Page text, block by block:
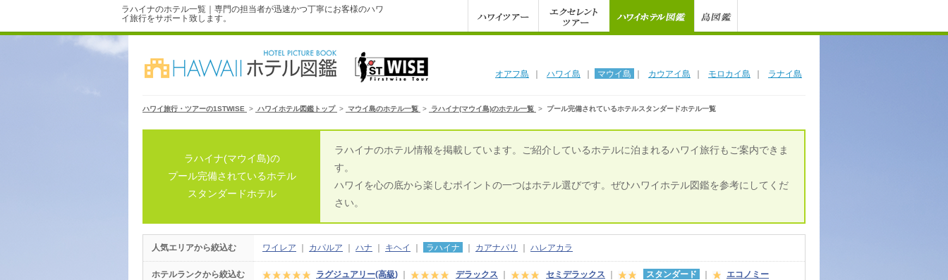
ラハイナのホテル一覧｜専門の担当者が迅速かつ丁寧にお客様のハワ
イ旅行をサポート致します。
オアフ島 ハワイ島 マウイ島 カウアイ島 モロカイ島 ラナイ島
ハワイ旅行・ツアーの1STWISE > ハワイホテル図鑑トップ > マウイ島のホテル一覧 > ラハイナ(マウイ島)のホテル一覧 > プール完備されているホテルスタンダードホテル一覧
ラハイナ(マウイ島)の
プール完備されているホテル
スタンダードホテル
ラハイナのホテル情報を掲載しています。ご紹介しているホテルに泊まれるハワイ旅行もご案内できま
す。
ハワイを心の底から楽しむポイントの一つはホテル選びです。ぜひハワイホテル図鑑を参考にしてくだ
さい。
人気エリアから絞込む ワイレア カパルア ハナ キヘイ ラハイナ カアナパリ ハレアカラ
ホテルランクから絞込む ラグジュアリー(高級) デラックス セミデラックス スタンダード エコノミー